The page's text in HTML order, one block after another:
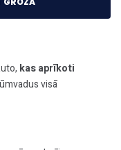
kas aprīkoti
visā